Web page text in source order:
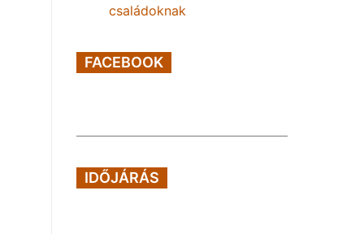
családoknak
FACEBOOK
IDŐJÁRÁS